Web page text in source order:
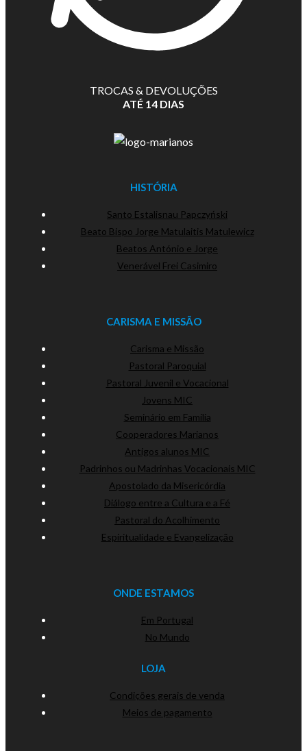
TROCAS & DEVOLUÇÕES
ATÉ 14 DIAS
HISTÓRIA
Santo Estalisnau Papczyński
Beato Bispo Jorge Matulaitis Matulewicz
Beatos António e Jorge
Venerável Frei Casimiro
CARISMA E MISSÃO
Carisma e Missão
Pastoral Paroquial
Pastoral Juvenil e Vocacional
Jovens MIC
Seminário em Família
Cooperadores Marianos
Antigos alunos MIC
Padrinhos ou Madrinhas Vocacionais MIC
Apostolado da Misericórdia
Diálogo entre a Cultura e a Fé
Pastoral do Acolhimento
Espiritualidade e Evangelização
ONDE ESTAMOS
Em Portugal
No Mundo
LOJA
Condições gerais de venda
Meios de pagamento